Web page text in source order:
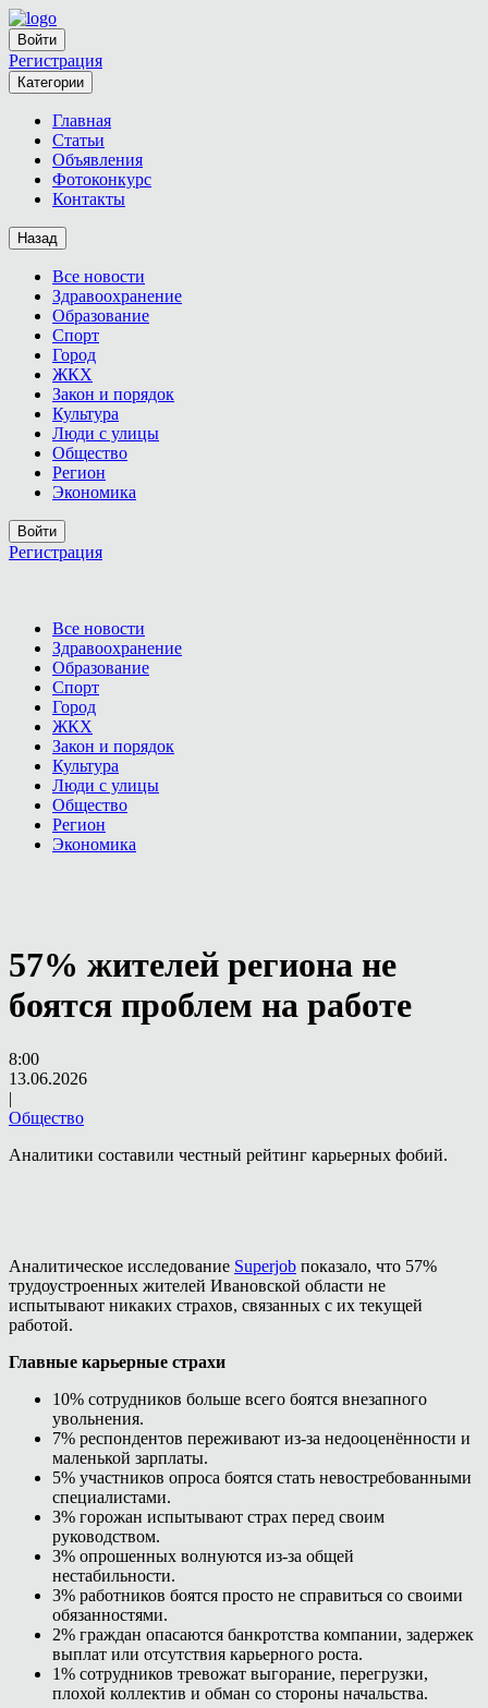
Войти
Регистрация
Категории
Главная
Статьи
Объявления
Фотоконкурс
Контакты
Назад
Все новости
Здравоохранение
Образование
Спорт
Город
ЖКХ
Закон и порядок
Культура
Люди с улицы
Общество
Регион
Экономика
Войти
Регистрация
Все новости
Здравоохранение
Образование
Спорт
Город
ЖКХ
Закон и порядок
Культура
Люди с улицы
Общество
Регион
Экономика
57% жителей региона не
боятся проблем на работе
8:00
13.06.2026
|
Общество
Аналитики составили честный рейтинг карьерных фобий.
Аналитическое исследование Superjob показало, что 57%
трудоустроенных жителей Ивановской области не
испытывают никаких страхов, связанных с их текущей
работой.
Главные карьерные страхи
10% сотрудников больше всего боятся внезапного
увольнения.
7% респондентов переживают из-за недооценённости и
маленькой зарплаты.
5% участников опроса боятся стать невостребованными
специалистами.
3% горожан испытывают страх перед своим
руководством.
3% опрошенных волнуются из-за общей
нестабильности.
3% работников боятся просто не справиться со своими
обязанностями.
2% граждан опасаются банкротства компании, задержек
выплат или отсутствия карьерного роста.
1% сотрудников тревожат выгорание, перегрузки,
плохой коллектив и обман со стороны начальства.